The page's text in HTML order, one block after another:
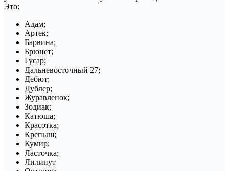
Это:
Адам;
Артек;
Барвина;
Брюнет;
Гусар;
Дальневосточный 27;
Дебют;
Дублер;
Журавленок;
Зодиак;
Катюша;
Красотка;
Крепыш;
Кумир;
Ласточка;
Лилипут